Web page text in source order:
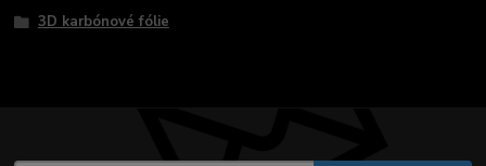
3D karbónové fólie